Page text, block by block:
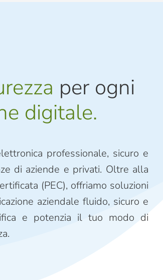
per ogni
digitale.
professionale, sicuro e
di aziende e privati. Oltre alla
(PEC), offriamo soluzioni
aziendale fluido, sicuro e
e potenzia il tuo modo di